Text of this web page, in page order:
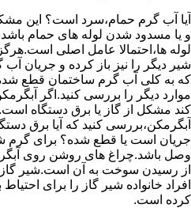
آیا آب گرم حمام،سرد است؟ این
و یا مسدود شدن لوله های حمام
لوله ها،احتمالا عامل اصلی
شیر دیگر را نیز باز کرده و جریان
که به کلی آب گرم ساختمان قطع شده
موارد دیگر را بررسی کنید.اگر
کند مشکل از گاز یا برق دستگاه
آبگرمکن،بررسی کنید که آیا برق
جریان است یا قطع شده؟ برای گرم
وصل باشد.چراغ های روشن روی
از رسیدن سوخت به آن است.شیر گاز
افراد خانواده شیر گاز را برای
کرده است.